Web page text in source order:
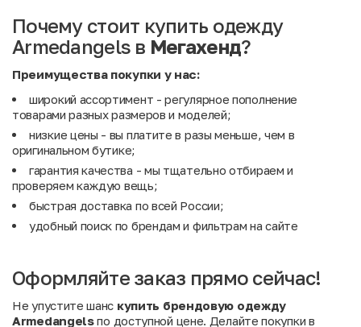
Почему стоит купить одежду
Armedangels в Мегахенд?
Преимущества покупки у нас:
широкий ассортимент - регулярное пополнение
товарами разных размеров и моделей;
низкие цены - вы платите в разы меньше, чем в
оригинальном бутике;
гарантия качества - мы тщательно отбираем и
проверяем каждую вещь;
быстрая доставка по всей России;
удобный поиск по брендам и фильтрам на сайте
Оформляйте заказ прямо сейчас!
Не упустите шанс купить брендовую одежду
Armedangelsпо доступной цене. Делайте покупки в